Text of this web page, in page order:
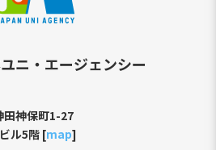
ニ・エージェンシー
田神保町1-27
ル5階 [map]